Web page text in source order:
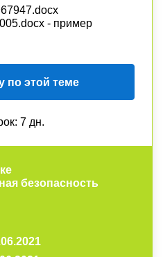
- пример
по этой теме
7 дн.
безопасность